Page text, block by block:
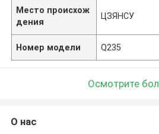
Место происхож
дения
ЦЗЯНСУ
Номер модели Q235
Осмотрите
О нас